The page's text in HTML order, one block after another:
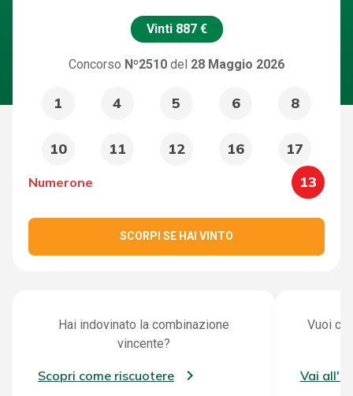
Vinti 887 €
Concorso Nº2510 del 28 Maggio 2026
1 4 5 6 8
10 11 12 16 17
Numerone 13
SCORPI SE HAI VINTO
Hai indovinato la combinazione
vincente?
Scopri come riscuotere
Vuoi
Vai